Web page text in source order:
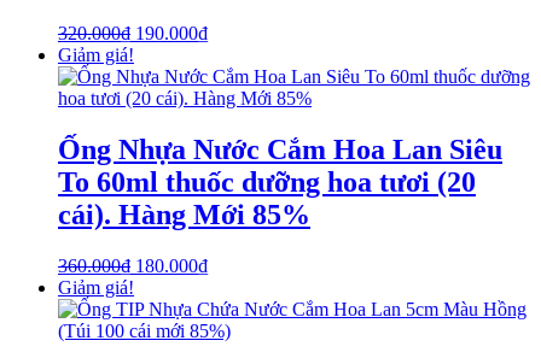
320.000₫ 190.000₫
Giảm giá!
Ống Nhựa Nước Cắm Hoa Lan Siêu
To 60ml thuốc dưỡng hoa tươi (20
cái). Hàng Mới 85%
360.000₫ 180.000₫
Giảm giá!